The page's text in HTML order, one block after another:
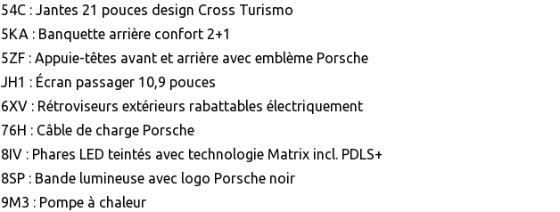
54C : Jantes 21 pouces design Cross Turismo
5KA : Banquette arrière confort 2+1
5ZF : Appuie-têtes avant et arrière avec emblème Porsche
JH1 : Écran passager 10,9 pouces
6XV : Rétroviseurs extérieurs rabattables électriquement
76H : Câble de charge Porsche
8IV : Phares LED teintés avec technologie Matrix incl. PDLS+
8SP : Bande lumineuse avec logo Porsche noir
9M3 : Pompe à chaleur